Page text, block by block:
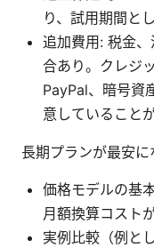
り、試用期間と
追加費用: 税金
合あり。クレジ
PayPal、暗号資
意していること
長期プランが最安に
価格モデルの基
月額換算コスト
実例比較（例と